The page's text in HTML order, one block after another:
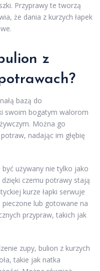
Przyprawy te tworzą
że dania z kurzych łapek
z
bazą do
swoim bogatym walorom
Można go
nadając im głębię
używany nie tylko jako
czemu potrawy stają
kurze łapki serwuje
lub gotowane na
przypraw, takich jak
zupy, bulion z kurzych
takie jak natka